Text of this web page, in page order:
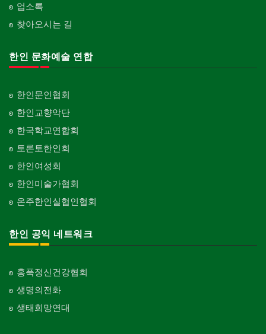
업소록
찾아오시는 길
한인 문화예술 연합
한인문인협회
한인교향악단
한국학교연합회
토론토한인회
한인여성회
한인미술가협회
온주한인실협인협회
한인 공익 네트워크
홍푹정신건강협회
생명의전화
생태희망연대